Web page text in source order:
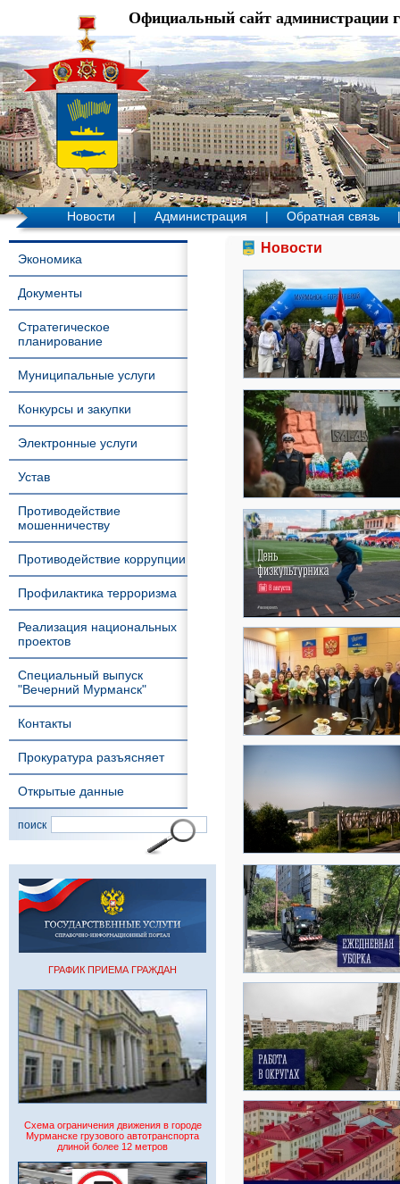
Официальный сайт администрации
Новости | Администрация | Обратная связь |
Экономика
Документы
Стратегическое
планирование
Муниципальные услуги
Конкурсы и закупки
Электронные услуги
Устав
Противодействие
мошенничеству
Противодействие коррупции
Профилактика терроризма
Реализация национальных
проектов
Специальный выпуск
"Вечерний Мурманск"
Контакты
Прокуратура разъясняет
Открытые данные
поиск
ГРАФИК ПРИЕМА ГРАЖДАН
Схема ограничения движения в городе
Мурманске грузового автотранспорта
длиной более 12 метров
Новости